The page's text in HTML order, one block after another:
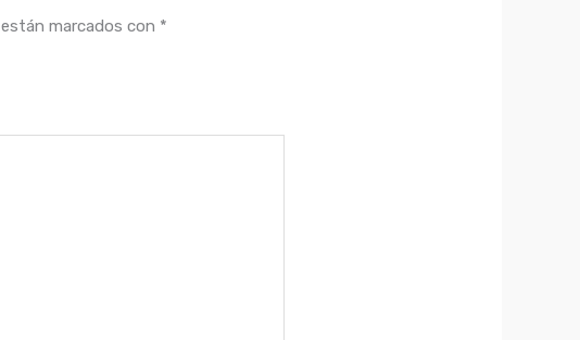
marcados con *